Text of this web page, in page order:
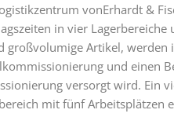
vonErhardt &
in vier
großvolumige Artikel,
und einen
versorgt wird. Ein
mit fünf Arbeitsplätzen